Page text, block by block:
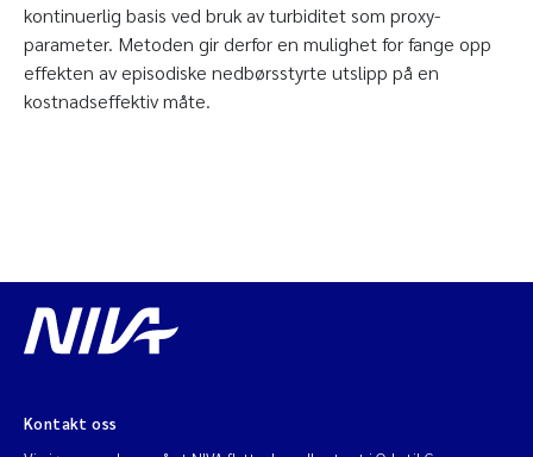
kontinuerlig basis ved bruk av turbiditet som proxy-
parameter. Metoden gir derfor en mulighet for fange opp
effekten av episodiske nedbørsstyrte utslipp på en
kostnadseffektiv måte.
Kontakt oss